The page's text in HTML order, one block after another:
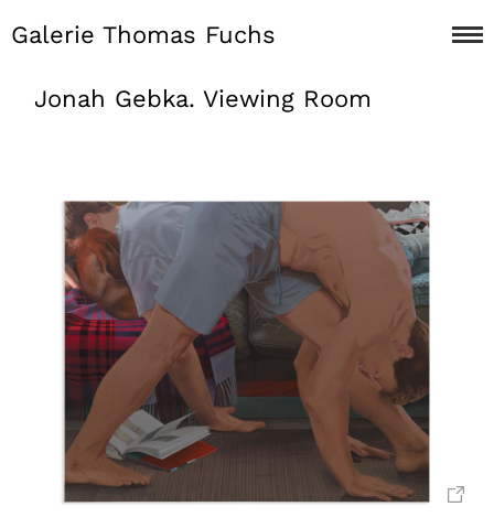
Galerie Thomas Fuchs
Jonah Gebka. Viewing Room